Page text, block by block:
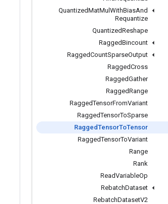
QuantizedMatMul WithBiasAnd
Requantize
QuantizedReshape
RaggedBincount
RaggedCountSparseOutput
RaggedCross
RaggedGather
RaggedRange
RaggedTensorFromVariant
RaggedTensorToSparse
RaggedTensorToTensor
RaggedTensorToVariant
Range
Rank
ReadVariableOp
RebatchDataset
RebatchDatasetV2